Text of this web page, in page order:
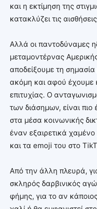
και η εκτίμηση της
κατακλύζει τις
Αλλά οι παντοδύναμες
μεταμοντέρνας
αποδείξουμε τη
ακόμη και αφού έχουμε
επιτυχίας. Ο
των διάσημων, είναι
στα μέσα κοινωνικής
έναν εξαιρετικά
και τα emoji του στο
Από την άλλη πλευρά,
σκληρός δαρβινικός
φήμης, για το αν